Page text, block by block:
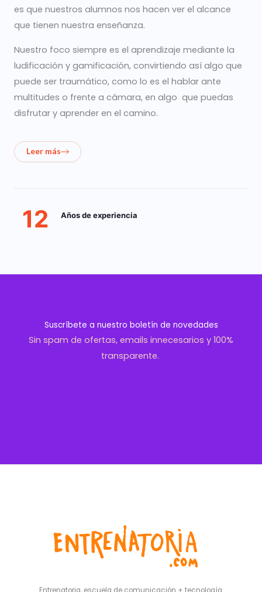
es que nuestros alumnos nos hacen ver el alcance
que tienen nuestra enseñanza.
Nuestro foco siempre es el aprendizaje mediante la
ludificación y gamificación, convirtiendo así algo que
puede ser traumático, como lo es el hablar ante
multitudes o frente a cámara, en algo que puedas
disfrutar y aprender en el camino.
Leer más
12 Años de experiencia
Suscríbete a nuestro boletín de novedades
Sin spam de ofertas, emails innecesarios y 100%
transparente.